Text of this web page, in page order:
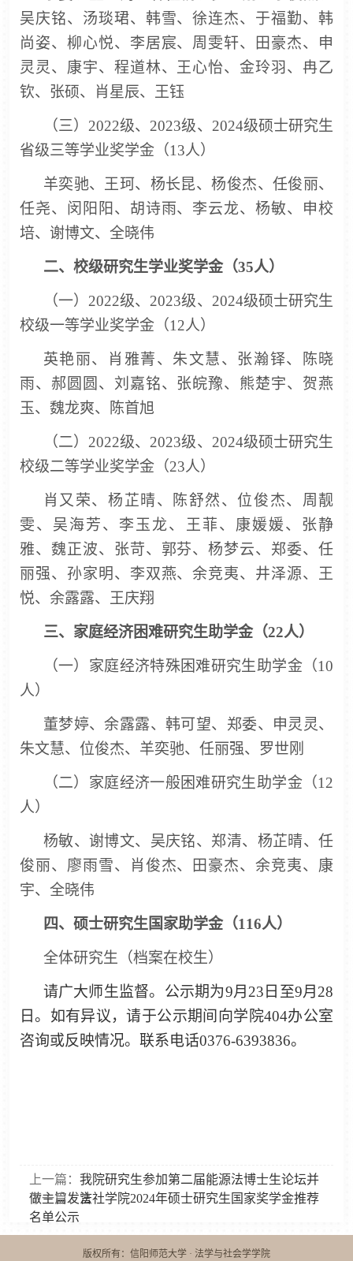
吴庆铭、汤琰珺、韩雪、徐连杰、于福勤、韩
尚姿、柳心悦、李居宸、周雯轩、田豪杰、申
灵灵、康宇、程道林、王心怡、金玲羽、冉乙
钦、张硕、肖星辰、王钰
（三） 2022级、2023级、2024级硕士研究生
省级三等学业奖学金（13人）
羊奕驰、王珂、杨长昆、杨俊杰、任俊丽、
任尧、闵阳阳、胡诗雨、李云龙、杨敏、申校
培、谢博文、全晓伟
二、 校级研究生学业奖学金（35人）
（一） 2022级、2023级、2024级硕士研究生
校级一等学业奖学金（12人）
英艳丽、肖雅菁、朱文慧、张瀚铎、陈晓
雨、郝圆圆、刘嘉铭、张皖豫、熊楚宇、贺燕
玉、魏龙爽、陈首旭
（二） 2022级、2023级、2024级硕士研究生
校级二等学业奖学金（23人）
肖又荣、杨芷晴、陈舒然、位俊杰、周靓
雯、吴海芳、李玉龙、王菲、康媛媛、张静
雅、魏正波、张苛、郭芬、杨梦云、郑委、任
丽强、孙家明、李双燕、余竞夷、井泽源、王
悦、余露露、王庆翔
三、 家庭经济困难研究生助学金（22人）
（一）家庭经济特殊困难研究生助学金（10
人）
董梦婷、余露露、韩可望、郑委、申灵灵、
朱文慧、位俊杰、羊奕驰、任丽强、
罗世刚
（二） 家庭经济一般困难研究生助学金（12
人）
杨敏、谢博文、吴庆铭、郑清、杨芷晴、任
俊丽、廖雨雪、肖俊杰、田豪杰、余竞夷、康
宇、全晓伟
四、硕士研究生国家助学金（116人）
全体研究生（档案在校生）
请广大师生监督。公示期为9月 23 日至9月 28
日。如有异议，请于公示期间向学院404办公室
咨询或反映情况。联系电话0376-6393836。
上一篇： 我院研究生参加第二届能源法博士生论坛并
做主旨发言
下一篇：法社学院2024年硕士研究生国家奖学金推荐
名单公示
版权所有：信阳师范大学 · 法学与社会学学院